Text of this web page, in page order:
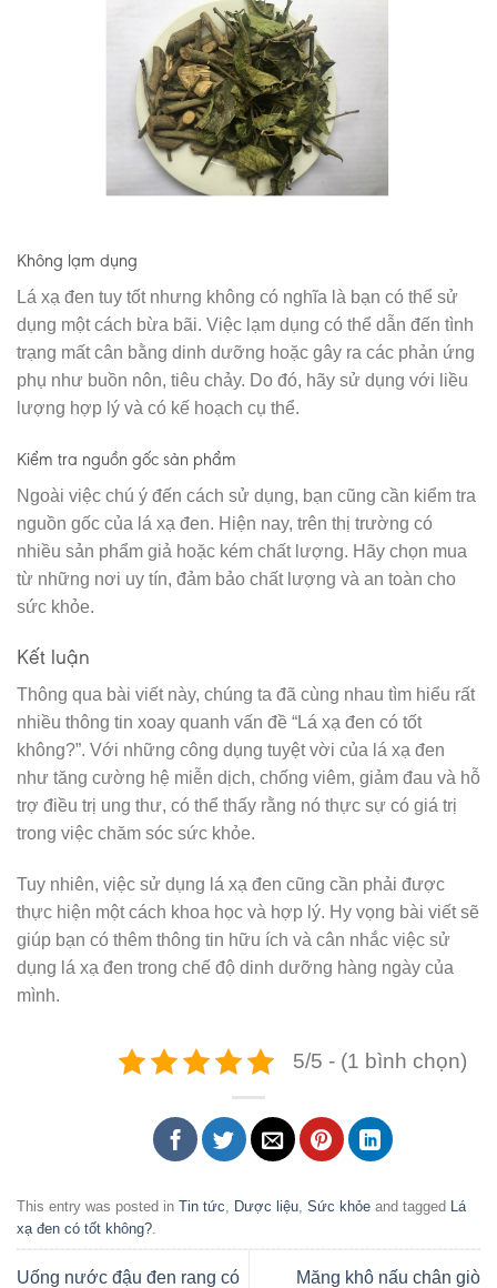
Không lạm dụng
Lá xạ đen tuy tốt nhưng không có nghĩa là bạn có thể sử
dụng một cách bừa bãi. Việc lạm dụng có thể dẫn đến tình
trạng mất cân bằng dinh dưỡng hoặc gây ra các phản ứng
phụ như buồn nôn, tiêu chảy. Do đó, hãy sử dụng với liều
lượng hợp lý và có kế hoạch cụ thể.
Kiểm tra nguồn gốc sản phẩm
Ngoài việc chú ý đến cách sử dụng, bạn cũng cần kiểm tra
nguồn gốc của lá xạ đen. Hiện nay, trên thị trường có
nhiều sản phẩm giả hoặc kém chất lượng. Hãy chọn mua
từ những nơi uy tín, đảm bảo chất lượng và an toàn cho
sức khỏe.
Kết luận
Thông qua bài viết này, chúng ta đã cùng nhau tìm hiểu rất
nhiều thông tin xoay quanh vấn đề “Lá xạ đen có tốt
không?”. Với những công dụng tuyệt vời của lá xạ đen
như tăng cường hệ miễn dịch, chống viêm, giảm đau và hỗ
trợ điều trị ung thư, có thể thấy rằng nó thực sự có giá trị
trong việc chăm sóc sức khỏe.
Tuy nhiên, việc sử dụng lá xạ đen cũng cần phải được
thực hiện một cách khoa học và hợp lý. Hy vọng bài viết sẽ
giúp bạn có thêm thông tin hữu ích và cân nhắc việc sử
dụng lá xạ đen trong chế độ dinh dưỡng hàng ngày của
mình.
5/5 - (1 bình chọn)
This entry was posted in Tin tức Dược liệu Sức khỏe and tagged Lá
xạ đen có tốt không?
Uống nước đậu đen rang có
Măng khô nấu chân giò